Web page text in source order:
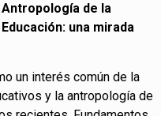
de la
una mirada
un interés común de la
y la antropología de